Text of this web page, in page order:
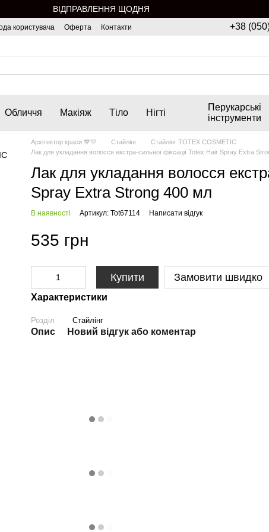
ВІДПРАВЛЕННЯ ЩОДНЯ
користувача Оферта Контакти +38
Обличчя Макіяж Тіло Нігті
Перукарські
інструменти
Архітектор краси 💙💛 Стайлінг
Стайлінг TOTEX COSMETIC
Лак для укладання волосся екстра-сильної фіксації Totex Hair Spray Extra
Лак для укладання волосся
Spray Extra Strong 400 мл
В наявності Артикул: Tot67114 Написати відгук
535 грн
Купити Замовити швидко
Характеристики
Розділ Стайлінг
Опис Новий відгук або коментар